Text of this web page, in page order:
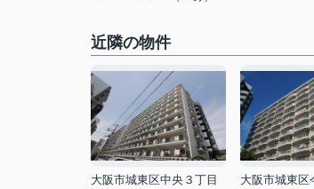
近隣の物件
大阪市城東区中央３丁目